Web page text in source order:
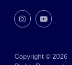
Copyright © 2026